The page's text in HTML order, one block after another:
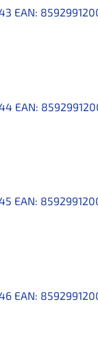
EAN:
EAN:
EAN:
EAN: